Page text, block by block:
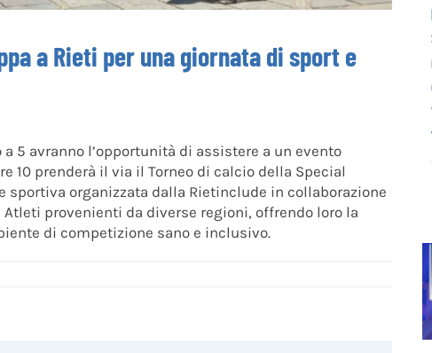
a Rieti per una giornata di sport e
5 avranno l’opportunità di assistere a un evento
10 prenderà il via il Torneo di calcio della Special
sportiva organizzata dalla Rietinclude in collaborazione
provenienti da diverse regioni, offrendo loro la
di competizione sano e inclusivo.